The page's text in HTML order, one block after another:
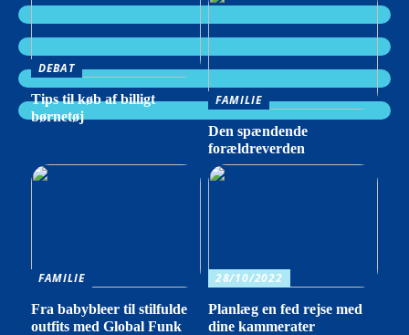
DEBAT
Tips til køb af billigt
børnetøj
FAMILIE
Den spændende
forældreverden
FAMILIE
Fra babybleer til stilfulde
outfits med Global Funk
28/10/2022
Planlæg en fed rejse med
dine kammerater